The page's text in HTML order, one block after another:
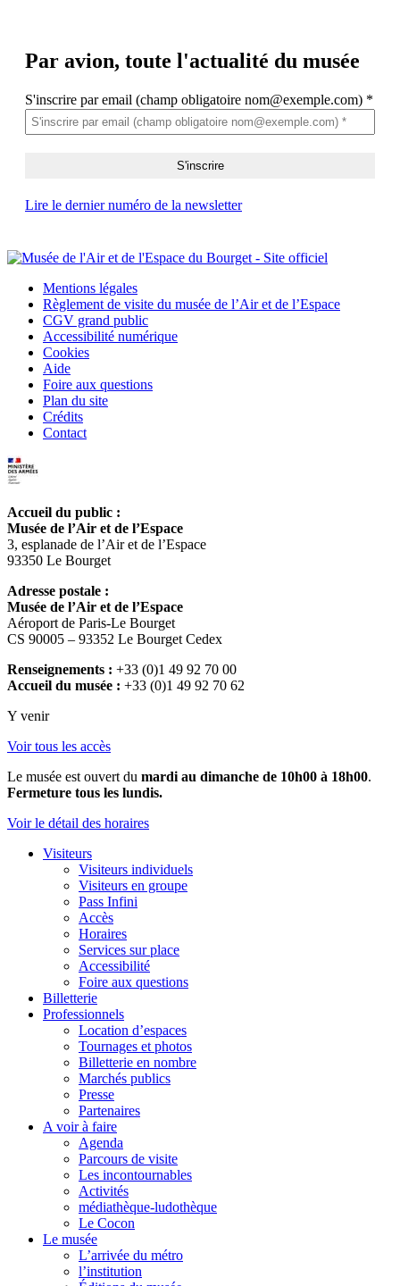
Par avion, toute l'actualité du musée
S'inscrire par email (champ obligatoire nom@exemple.com) *
Lire le dernier numéro de la newsletter
Mentions légales
Règlement de visite du musée de l’Air et de l’Espace
CGV grand public
Accessibilité numérique
Cookies
Aide
Foire aux questions
Plan du site
Crédits
Contact
Accueil du public :
Musée de l’Air et de l’Espace
3, esplanade de l’Air et de l’Espace
93350 Le Bourget
Adresse postale :
Musée de l’Air et de l’Espace
Aéroport de Paris-Le Bourget
CS 90005 – 93352 Le Bourget Cedex
Renseignements : +33 (0)1 49 92 70 00
Accueil du musée : +33 (0)1 49 92 70 62
Y venir
Voir tous les accès
Le musée est ouvert du mardi au dimanche de 10h00 à 18h00.
Fermeture tous les lundis.
Voir le détail des horaires
Visiteurs
Visiteurs individuels
Visiteurs en groupe
Pass Infini
Accès
Horaires
Services sur place
Accessibilité
Foire aux questions
Billetterie
Professionnels
Location d’espaces
Tournages et photos
Billetterie en nombre
Marchés publics
Presse
Partenaires
A voir à faire
Agenda
Parcours de visite
Les incontournables
Activités
médiathèque-ludothèque
Le Cocon
Le musée
L’arrivée du métro
l’institution